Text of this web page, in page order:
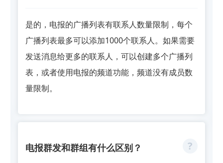
是的，电报的广播列表有联系人数量限制，每个
广播列表最多可以添加1000个联系人。如果需要
发送消息给更多的联系人，可以创建多个广播列
表，或者使用电报的频道功能，频道没有成员数
量限制。
电报群发和群组有什么区别？